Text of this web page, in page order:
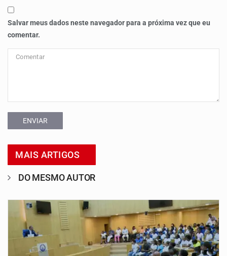
Salvar meus dados neste navegador para a próxima vez que eu
comentar.
ENVIAR
MAIS ARTIGOS
DO MESMO AUTOR